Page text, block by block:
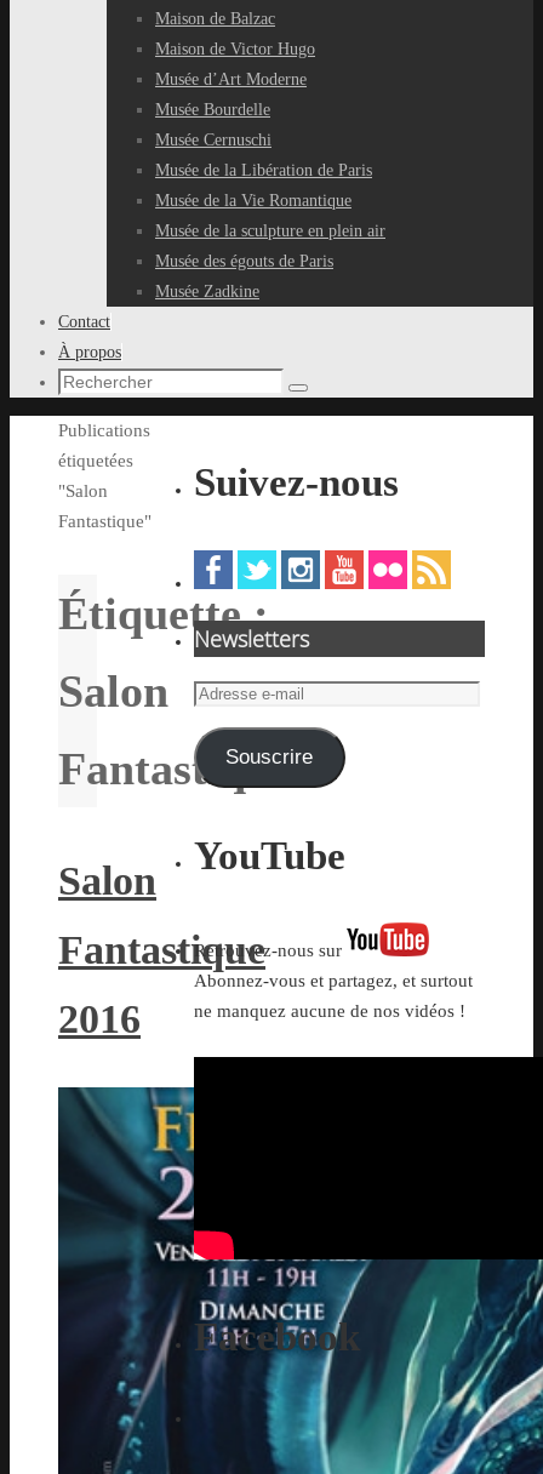
Maison de Balzac
Maison de Victor Hugo
Musée d’Art Moderne
Musée Bourdelle
Musée Cernuschi
Musée de la Libération de Paris
Musée de la Vie Romantique
Musée de la sculpture en plein air
Musée des égouts de Paris
Musée Zadkine
Contact
À propos
Recherche
:
Rechercher
Accueil
Publications
étiquetées
"Salon
Fantastique"
Étiquette :
Salon
Fantastique
Salon
Fantastique
2016
Suivez-nous
Newsletters
Adresse
mail Souscrire
YouTube
Retrouvez-nous sur
Abonnez-vous et partagez, et surtout
ne manquez aucune de nos vidéos !
Facebook